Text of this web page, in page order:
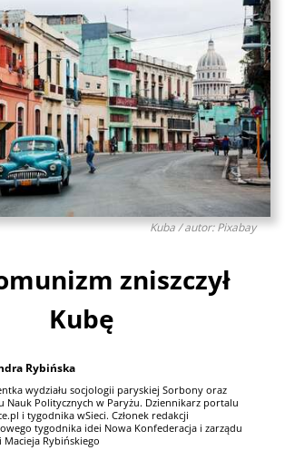
Kuba / autor: Pixabay
zniszczył
Kubę
Rybińska
wydziału socjologii paryskiej Sorbony oraz
Nauk Politycznych w Paryżu. Dziennikarz portalu
i tygodnika wSieci. Członek redakcji
tygodnika idei Nowa Konfederacja i zarządu
Macieja Rybińskiego